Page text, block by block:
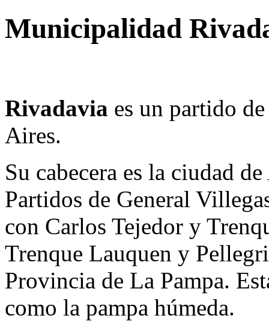
Municipalidad
Rivadavia es un partido
Aires.
Su cabecera es la ciudad
Partidos de General
con Carlos Tejedor y
Trenque Lauquen y
Provincia de La Pampa.
como la pampa húmeda.